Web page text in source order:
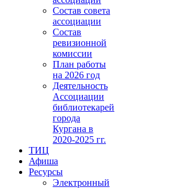
Состав совета
ассоциации
Состав
ревизионной
комиссии
План работы
на 2026 год
Деятельность
Ассоциации
библиотекарей
города
Кургана в
2020-2025 гг.
ТИЦ
Афиша
Ресурсы
Электронный